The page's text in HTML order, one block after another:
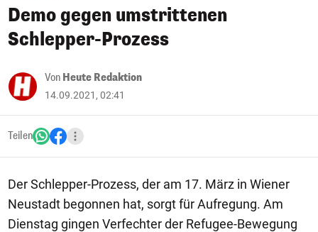
Demo gegen umstrittenen
Schlepper-Prozess
Von Heute Redaktion
14.09.2021, 02:41
Teilen
Der Schlepper-Prozess, der am 17. März in Wiener
Neustadt begonnen hat, sorgt für Aufregung. Am
Dienstag gingen Verfechter der Refugee-Bewegung